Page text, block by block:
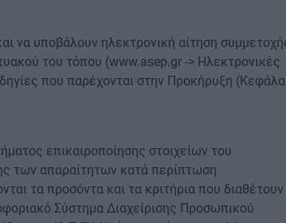
να υποβάλουν ηλεκτρονική αίτηση
του τόπου (www.asep.gr -> Ηλεκτρονικές
που παρέχονται στην Προκήρυξη
επικαιροποίησης στοιχείων του
των απαραίτητων κατά περίπτωση
τα προσόντα και τα κριτήρια που διαθέτουν
Σύστημα Διαχείρισης Προσωπικού